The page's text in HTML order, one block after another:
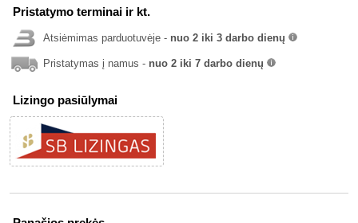
Pristatymo terminai ir kt.
Atsiėmimas parduotuvėje - nuo 2 iki 3 darbo dienų
Pristatymas į namus - nuo 2 iki 7 darbo dienų
Lizingo pasiūlymai